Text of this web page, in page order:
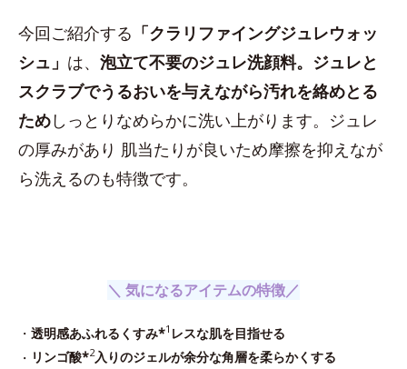
今回ご紹介する 「クラリファイングジュレウォッ
シュ」 は、 泡立て不要のジュレ洗顔料。ジュレと
スクラブでうるおいを与えながら汚れを絡めとる
ためしっとりなめらかに洗い上がります。ジュレ
の厚みがあり 肌当たりが良いため摩擦を抑えなが
ら洗えるのも特徴です。
＼ 気になるアイテムの特徴／
・ 透明感あふれるくすみ*1 レスな肌を目指せる
・ リンゴ酸*2入りのジェルが余分な角層を柔らかくする